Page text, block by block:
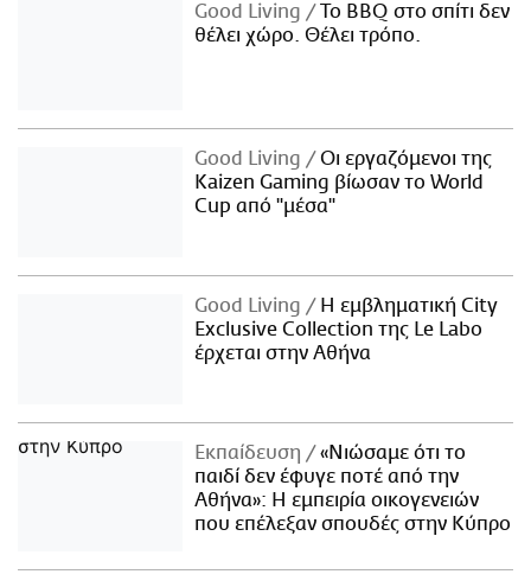
Good Living
Το BBQ στο σπίτι δεν
θέλει χώρο. Θέλει τρόπο.
Good Living
Οι εργαζόμενοι της
Kaizen Gaming βίωσαν το World
Cup από "μέσα"
Good Living
Η εμβληματική City
Exclusive Collection της Le Labo
έρχεται στην Αθήνα
Εκπαίδευση
«Νιώσαμε ότι το
παιδί δεν έφυγε ποτέ από την
Αθήνα»: Η εμπειρία οικογενειών
που επέλεξαν σπουδές στην Κύπρο